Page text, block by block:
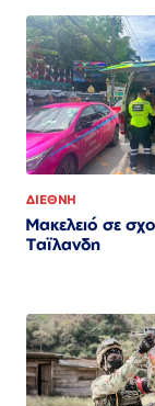
ΔΙΕΘΝΗ
Μακελειό σε
Ταϊλανδη